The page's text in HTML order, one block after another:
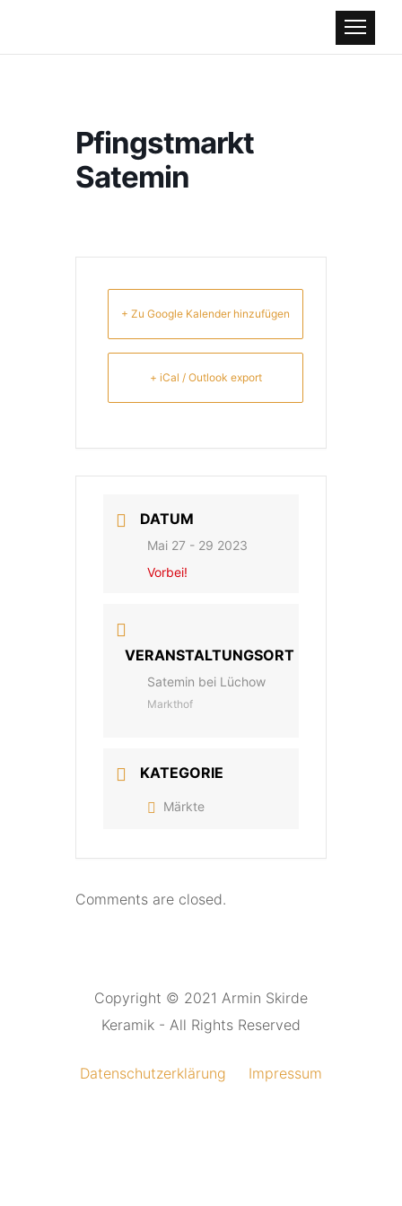
Pfingstmarkt
Satemin
+ Zu Google Kalender hinzufügen
+ iCal / Outlook export
DATUM
Mai 27 - 29 2023
Vorbei!
VERANSTALTUNGSORT
Satemin bei Lüchow
Markthof
KATEGORIE
Märkte
Comments are closed.
Copyright © 2021 Armin Skirde
Keramik - All Rights Reserved
Datenschutzerklärung Impressum